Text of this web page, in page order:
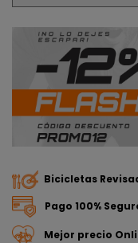
Bicicletas
Pago 100%
Mejor precio